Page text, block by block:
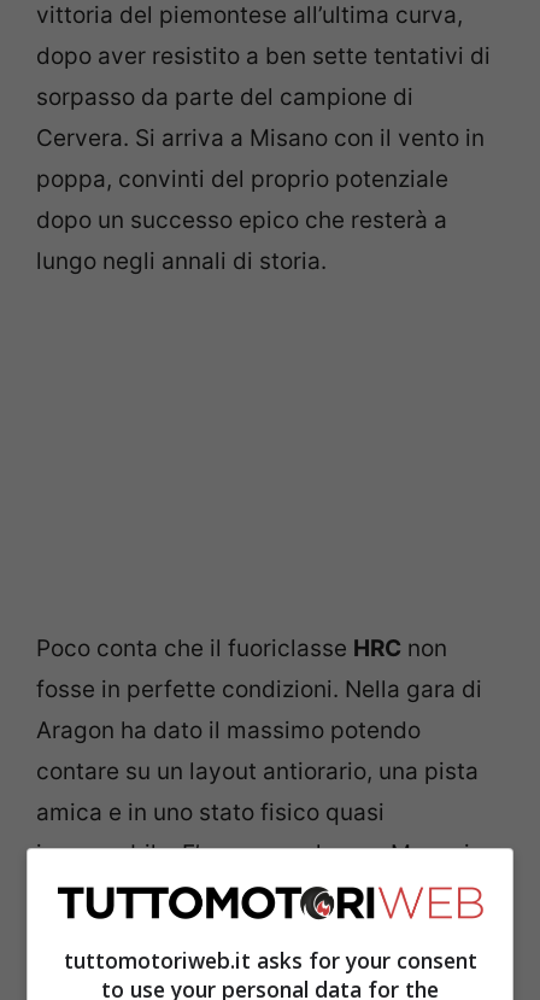
vittoria del piemontese all’ultima curva,
dopo aver resistito a ben sette tentativi di
sorpasso da parte del campione di
Cervera. Si arriva a Misano con il vento in
poppa, convinti del proprio potenziale
dopo un successo epico che resterà a
lungo negli annali di storia.
Poco conta che il fuoriclasse HRC non
fosse in perfette condizioni. Nella gara di
Aragon ha dato il massimo potendo
contare su un layout antiorario, una pista
amica e in uno stato fisico quasi
impeccabile. E’ pur vero che per Marc si
tratta di una delle peggiori stagioni in
troppo ottimisti sulla prestazione di Marc
tuttomotoriweb.it asks for your consent
to use your personal data for the